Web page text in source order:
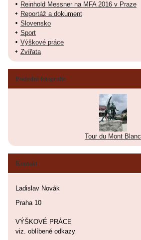
Reinhold Messner na MFA 2016 v Praze
Reportáž a dokument
Slovensko
Sport
Výškové práce
Zvířata
Poslední fotografie
Tour du Mont Blanc
Kontakt
Ladislav Novák
Praha 10
VÝŠKOVÉ PRÁCE
viz. oblíbené odkazy